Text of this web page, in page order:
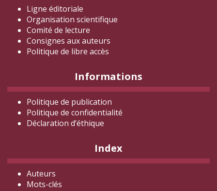
Ligne éditoriale
Organisation scientifique
Comité de lecture
Consignes aux auteurs
Politique de libre accès
Informations
Politique de publication
Politique de confidentialité
Déclaration d’éthique
Index
Auteurs
Mots-clés